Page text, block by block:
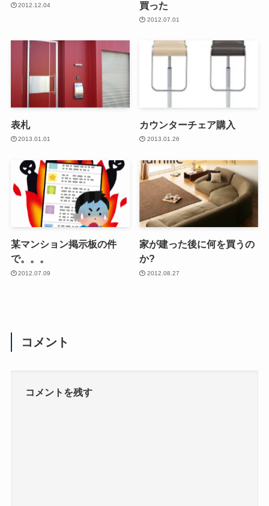
2012.12.04
買った
2012.07.01
表札
2013.01.01
カウンターチェア購入
2013.01.26
某マンション掲示板の件
で。。。
2012.07.09
家が建った後に何を買うの
か?
2012.08.27
コメント
コメントを残す